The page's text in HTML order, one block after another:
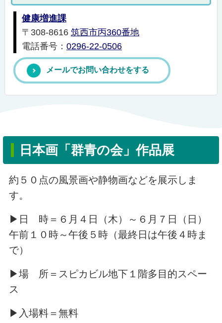
健康増進課
〒308-8616 筑西市丙360番地
電話番号： 0296-22-0506
メールでお問い合わせをする
日本画「群青の会」作品展
約５０点の風景画や静物画などを展示しま
す。
▶日 時＝６月４日（木）～６月７日（日）
午前１０時～午後５時（最終日は午後４時ま
で）
▶場 所＝スピカビル地下１階多目的スペー
ス
▶入場料＝無料